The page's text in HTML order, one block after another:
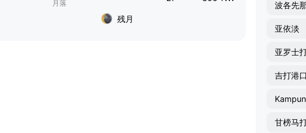
残月
波各先
亚依淡
亚罗士
吉打港口
甘榜马